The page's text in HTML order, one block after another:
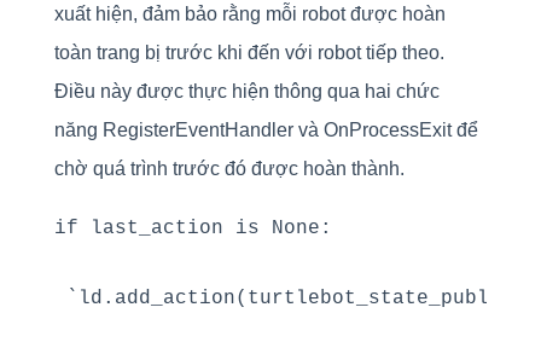
xuất hiện, đảm bảo rằng mỗi robot được hoàn
toàn trang bị trước khi đến với robot tiếp theo.
Điều này được thực hiện thông qua hai chức
năng RegisterEventHandler và OnProcessExit để
chờ quá trình trước đó được hoàn thành.
if last_action is None: